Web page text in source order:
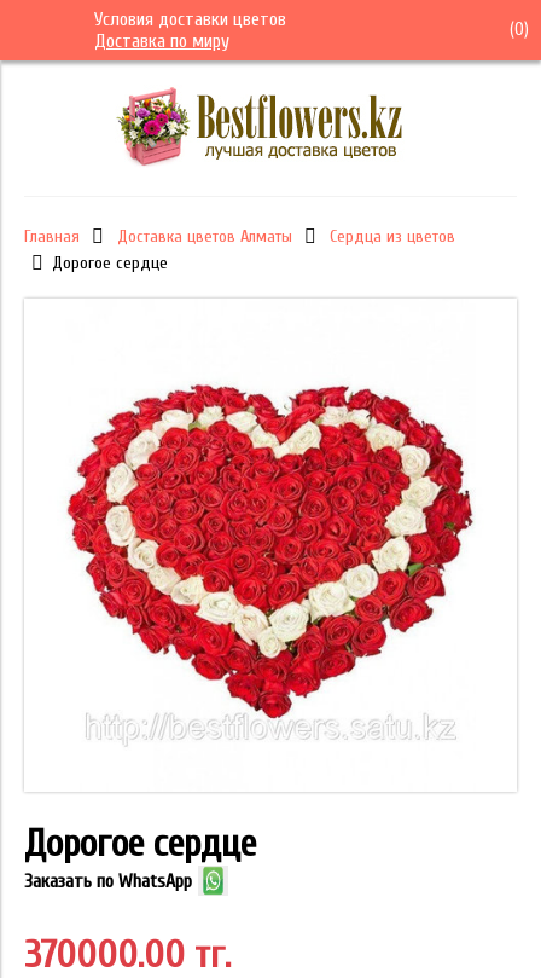
Условия доставки цветов
Доставка по миру
(0)
Главная Доставка цветов Алматы
Сердца из цветов
Дорогое сердце
Дорогое сердце
Заказать по WhatsApp
370000.00 тг.